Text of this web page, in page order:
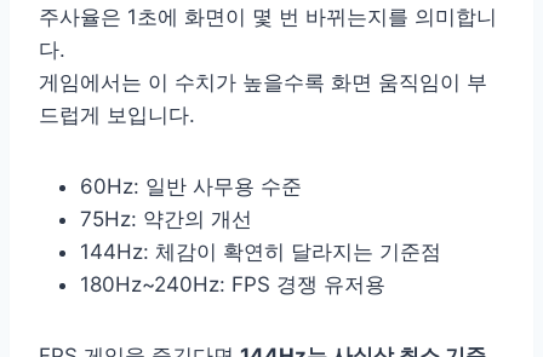
주사율은 1초에 화면이 몇 번 바뀌는지를 의미합니
다.
게임에서는 이 수치가 높을수록 화면 움직임이 부
드럽게 보입니다.
60Hz: 일반 사무용 수준
75Hz: 약간의 개선
144Hz: 체감이 확연히 달라지는 기준점
180Hz~240Hz: FPS 경쟁 유저용